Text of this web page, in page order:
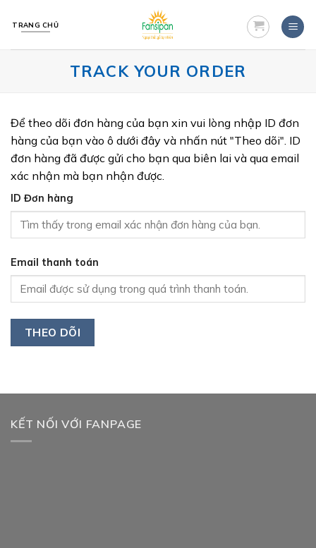
TRANG CHỦ
TRACK YOUR ORDER
Để theo dõi đơn hàng của bạn xin vui lòng nhập ID đơn
hàng của bạn vào ô dưới đây và nhấn nút "Theo dõi". ID
đơn hàng đã được gửi cho bạn qua biên lai và qua email
xác nhận mà bạn nhận được.
ID Đơn hàng
Email thanh toán
THEO DÕI
KẾT NỐI VỚI FANPAGE